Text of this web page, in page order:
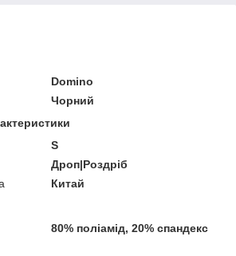
Domino
Чорний
S
Дроп|Роздріб
Китай
80% поліамід, 20% спандекс